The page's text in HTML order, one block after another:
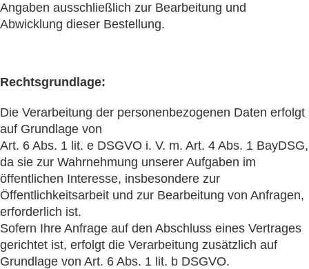
Angaben ausschließlich zur Bearbeitung und
Abwicklung dieser Bestellung.
Rechtsgrundlage:
Die Verarbeitung der personenbezogenen Daten erfolgt
auf Grundlage von
Art. 6 Abs. 1 lit. e DSGVO i. V. m. Art. 4 Abs. 1 BayDSG,
da sie zur Wahrnehmung unserer Aufgaben im
öffentlichen Interesse, insbesondere zur
Öffentlichkeitsarbeit und zur Bearbeitung von Anfragen,
erforderlich ist.
Sofern Ihre Anfrage auf den Abschluss eines Vertrages
gerichtet ist, erfolgt die Verarbeitung zusätzlich auf
Grundlage von Art. 6 Abs. 1 lit. b DSGVO.